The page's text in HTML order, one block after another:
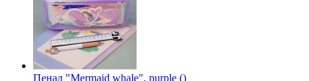
Пенал "Mermaid whale", purple ()